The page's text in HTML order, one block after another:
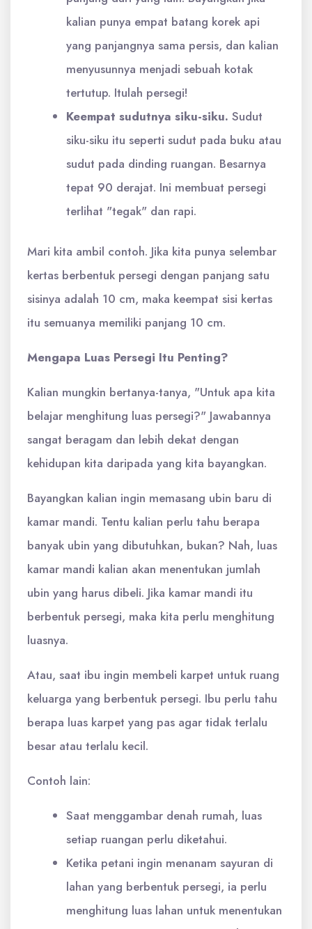
kalian punya empat batang korek api
yang panjangnya sama persis, dan kalian
menyusunnya menjadi sebuah kotak
tertutup. Itulah persegi!
Keempat sudutnya siku-siku. Sudut
siku-siku itu seperti sudut pada buku atau
sudut pada dinding ruangan. Besarnya
tepat 90 derajat. Ini membuat persegi
terlihat "tegak" dan rapi.
Mari kita ambil contoh. Jika kita punya selembar
kertas berbentuk persegi dengan panjang satu
sisinya adalah 10 cm, maka keempat sisi kertas
itu semuanya memiliki panjang 10 cm.
Mengapa Luas Persegi Itu Penting?
Kalian mungkin bertanya-tanya, "Untuk apa kita
belajar menghitung luas persegi?" Jawabannya
sangat beragam dan lebih dekat dengan
kehidupan kita daripada yang kita bayangkan.
Bayangkan kalian ingin memasang ubin baru di
kamar mandi. Tentu kalian perlu tahu berapa
banyak ubin yang dibutuhkan, bukan? Nah, luas
kamar mandi kalian akan menentukan jumlah
ubin yang harus dibeli. Jika kamar mandi itu
berbentuk persegi, maka kita perlu menghitung
luasnya.
Atau, saat ibu ingin membeli karpet untuk ruang
keluarga yang berbentuk persegi. Ibu perlu tahu
berapa luas karpet yang pas agar tidak terlalu
besar atau terlalu kecil.
Contoh lain:
Saat menggambar denah rumah, luas
setiap ruangan perlu diketahui.
Ketika petani ingin menanam sayuran di
lahan yang berbentuk persegi, ia perlu
menghitung luas lahan untuk menentukan